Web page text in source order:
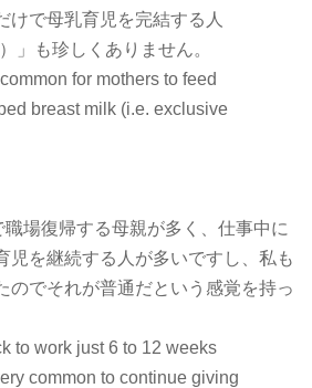
けで母乳育児を完結する人
」も珍しくありません。
for mothers to feed
breast milk (i.e. exclusive
場復帰する母親が多く、仕事中に
児を継続する人が多いですし、私も
のでそれが普通だという感覚を持っ
to work just 6 to 12 weeks
common to continue giving